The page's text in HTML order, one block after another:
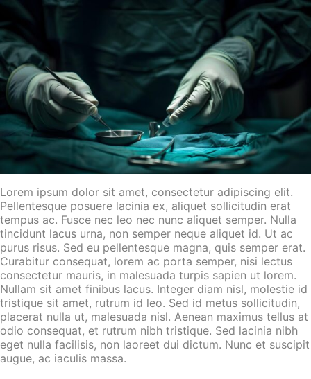
Lorem ipsum dolor sit amet, consectetur adipiscing elit.
Pellentesque posuere lacinia ex, aliquet sollicitudin erat
tempus ac. Fusce nec leo nec nunc aliquet semper. Nulla
tincidunt lacus urna, non semper neque aliquet id. Ut ac
purus risus. Sed eu pellentesque magna, quis semper erat.
Curabitur consequat, lorem ac porta semper, nisi lectus
consectetur mauris, in malesuada turpis sapien ut lorem.
Nullam sit amet finibus lacus. Integer diam nisl, molestie id
tristique sit amet, rutrum id leo. Sed id metus sollicitudin,
placerat nulla ut, malesuada nisl. Aenean maximus tellus at
odio consequat, et rutrum nibh tristique. Sed lacinia nibh
eget nulla facilisis, non laoreet dui dictum. Nunc et suscipit
augue, ac iaculis massa.